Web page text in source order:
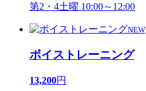
第2・4土曜 10:00～12:00
NEW
ボイストレーニング
13,200円